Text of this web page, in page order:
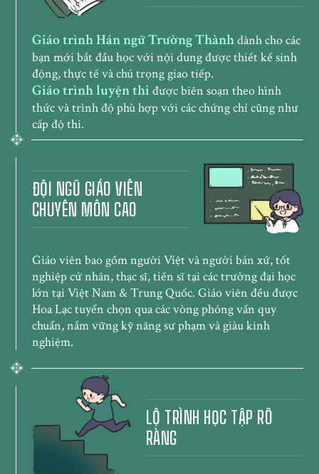
Giáo trình Hán ngữ Trường Thànhdành cho các
bạn mới bắt đầu học với nội dung được thiết kế sinh
động, thực tế và chú trọng giao tiếp.
Giáo trình luyện thi được biên soạn theo hình
thức và trình độ phù hợp với các chứng chỉ cũng như
cấp độ thi.
ĐỘI NGŨ GIÁO VIÊN
CHUYÊN MÔN CAO
Giáo viên bao gồm người Việt và người bản xứ, tốt
nghiệp cử nhân, thạc sĩ, tiến sĩ tại các trường đại học
lớn tại Việt Nam & Trung Quốc. Giáo viên đều được
Hoa Lạc tuyển chọn qua các vòng phỏng vấn quy
chuẩn, nắm vững kỹ năng sư phạm và giàu kinh
nghiệm.
LỘ TRÌNH HỌC TẬP RÕ
RÀNG